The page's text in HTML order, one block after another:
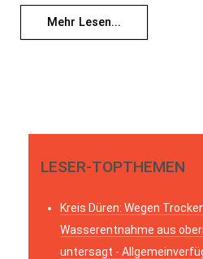
Mehr Lesen...
LESER-TOPTHEMEN
Kreis Düren: Wegen
Wasserentnahme aus
untersagt -